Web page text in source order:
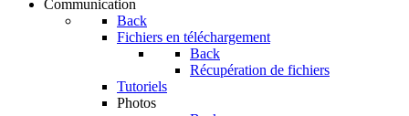
Communication
Back
Fichiers en téléchargement
Back
Récupération de fichiers
Tutoriels
Photos